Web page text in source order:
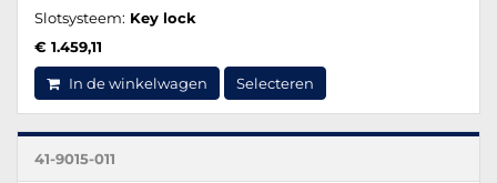
Slotsysteem: Key lock
€ 1.459,11
In de winkelwagen Selecteren
41-9015-011